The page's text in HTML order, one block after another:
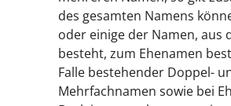
des gesamten Namens
oder einige der Namen, aus
besteht, zum Ehenamen
Falle bestehender Doppel-
Mehrfachnamen sowie bei